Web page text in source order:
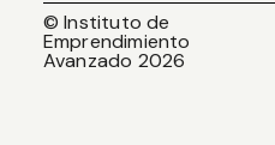
© Instituto de
Emprendimiento
Avanzado 2026